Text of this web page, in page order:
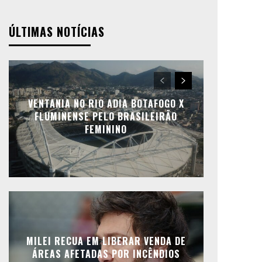
ÚLTIMAS NOTÍCIAS
VENTANIA NO RIO ADIA BOTAFOGO X
FLUMINENSE PELO BRASILEIRÃO
FEMININO
MILEI RECUA EM LIBERAR VENDA DE
ÁREAS AFETADAS POR INCÊNDIOS